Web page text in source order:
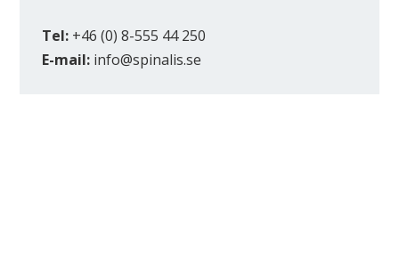
Tel: +46 (0) 8-555 44 250
E-mail: info@spinalis.se